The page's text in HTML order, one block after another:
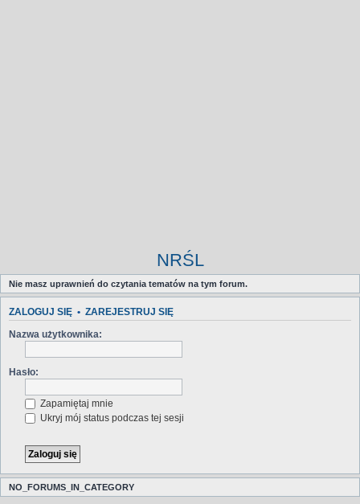
NRŚL
Nie masz uprawnień do czytania tematów na tym forum.
ZALOGUJ SIĘ • ZAREJESTRUJ SIĘ
Nazwa użytkownika:
Hasło:
Zapamiętaj mnie
Ukryj mój status podczas tej sesji
NO_FORUMS_IN_CATEGORY